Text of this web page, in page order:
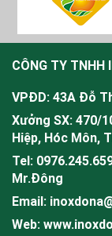
CÔNG TY TNHH
VPĐD: 43A Đỗ
Xưởng SX: 470/
Hiệp, Hóc Môn,
Tel:
Mr.Đông
Email:
Web: